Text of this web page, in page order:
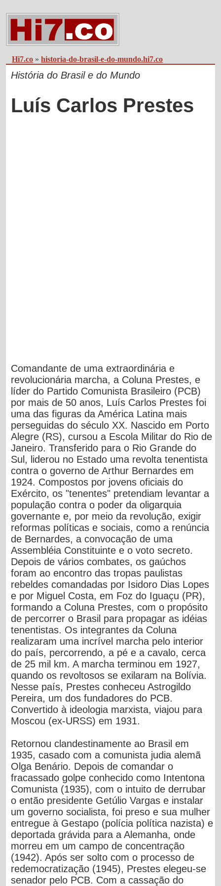
Hi7.co »historia-do-brasil-e-do-mundo.hi7.co
História do Brasil e do Mundo
Luís Carlos Prestes
Comandante de uma extraordinária e
revolucionária marcha, a Coluna Prestes, e
líder do Partido Comunista Brasileiro (PCB)
por mais de 50 anos, Luís Carlos Prestes foi
uma das figuras da América Latina mais
perseguidas do século XX. Nascido em Porto
Alegre (RS), cursou a Escola Militar do Rio de
Janeiro. Transferido para o Rio Grande do
Sul, liderou no Estado uma revolta tenentista
contra o governo de Arthur Bernardes em
1924. Compostos por jovens oficiais do
Exército, os "tenentes" pretendiam levantar a
população contra o poder da oligarquia
governante e, por meio da revolução, exigir
reformas políticas e sociais, como a renúncia
de Bernardes, a convocação de uma
Assembléia Constituinte e o voto secreto.
Depois de vários combates, os gaúchos
foram ao encontro das tropas paulistas
rebeldes comandadas por Isidoro Dias Lopes
e por Miguel Costa, em Foz do Iguaçu (PR),
formando a Coluna Prestes, com o propósito
de percorrer o Brasil para propagar as idéias
tenentistas. Os integrantes da Coluna
realizaram uma incrível marcha pelo interior
do país, percorrendo, a pé e a cavalo, cerca
de 25 mil km. A marcha terminou em 1927,
quando os revoltosos se exilaram na Bolívia.
Nesse país, Prestes conheceu Astrogildo
Pereira, um dos fundadores do PCB.
Convertido à ideologia marxista, viajou para
Moscou (ex-URSS) em 1931.
Retornou clandestinamente ao Brasil em
1935, casado com a comunista judia alemã
Olga Benário. Depois de comandar o
fracassado golpe conhecido como Intentona
Comunista (1935), com o intuito de derrubar
o então presidente Getúlio Vargas e instalar
um governo socialista, foi preso e sua mulher
entregue à Gestapo (polícia política nazista) e
deportada grávida para a Alemanha, onde
morreu em um campo de concentração
(1942). Após ser solto com o processo de
redemocratização (1945), Prestes elegeu-se
senador pelo PCB. Com a cassação do